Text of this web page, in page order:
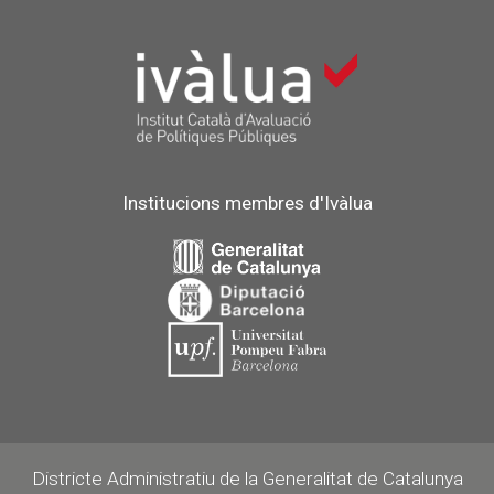
Institucions membres d'Ivàlua
Districte Administratiu de la Generalitat de Catalunya